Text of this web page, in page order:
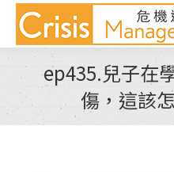
ep435.兒子在
傷，這該